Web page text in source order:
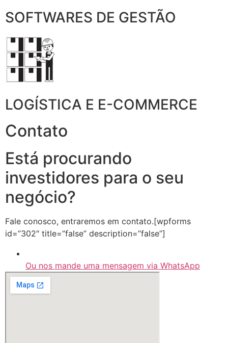
SOFTWARES DE GESTÃO
LOGÍSTICA E E-COMMERCE
Contato
Está procurando
investidores para o seu
negócio?
Fale conosco, entraremos em contato.[wpforms
id=”302″ title=”false” description=”false”]
Ou nos mande uma mensagem via WhatsApp